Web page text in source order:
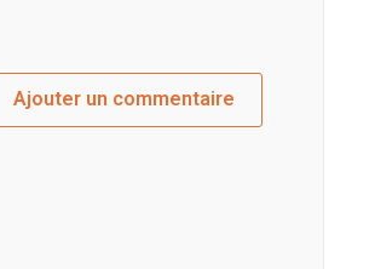
Ajouter un commentaire